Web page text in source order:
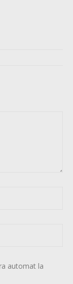
automat la